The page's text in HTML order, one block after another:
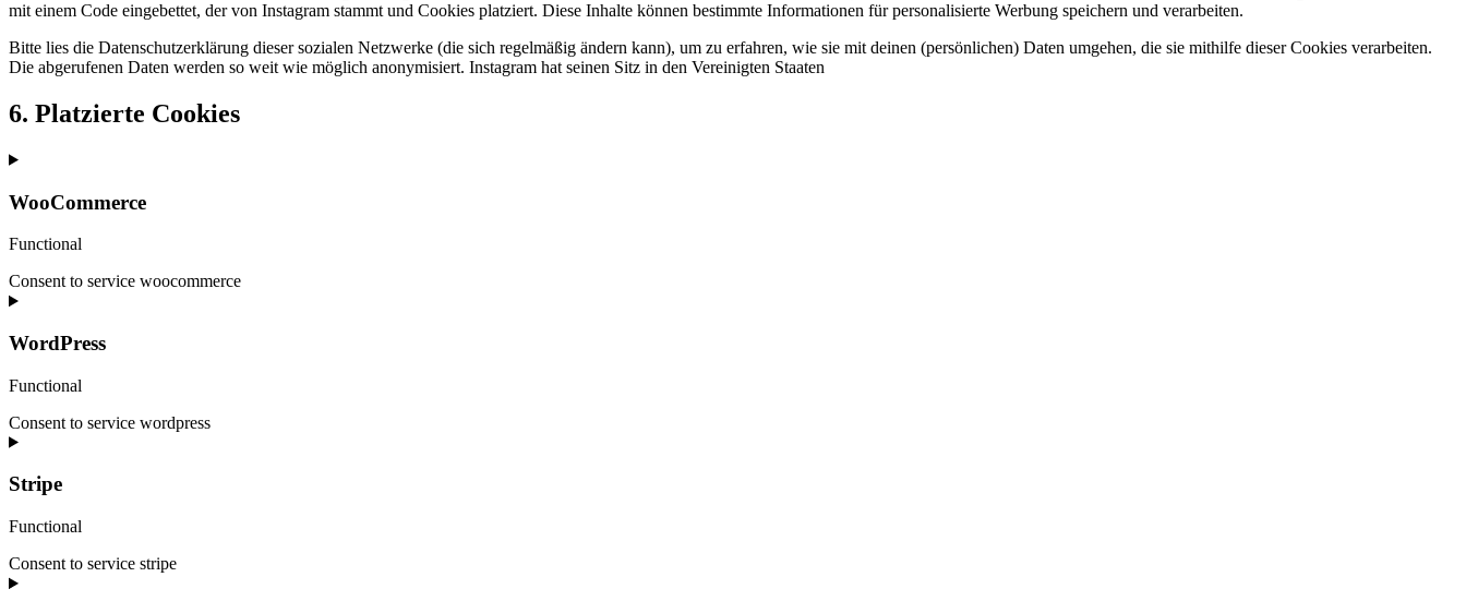
mit einem Code eingebettet, der von Instagram stammt und Cookies platziert. Diese Inhalte können bestimmte Informationen für personalisierte Werbung speichern und verarbeiten.
Bitte lies die Datenschutzerklärung dieser sozialen Netzwerke (die sich regelmäßig ändern kann), um zu erfahren, wie sie mit deinen (persönlichen) Daten umgehen, die sie mithilfe dieser Cookies verarbeiten.
Die abgerufenen Daten werden so weit wie möglich anonymisiert. Instagram hat seinen Sitz in den Vereinigten Staaten
6. Platzierte Cookies
WooCommerce
Functional
Consent to service woocommerce
WordPress
Functional
Consent to service wordpress
Stripe
Functional
Consent to service stripe